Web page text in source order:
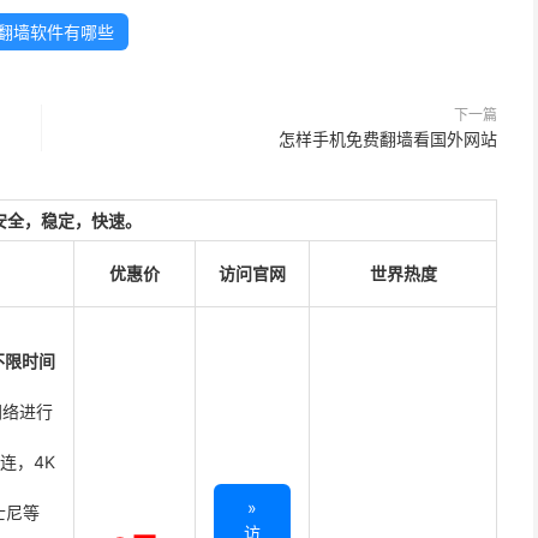
墙软件有哪些
下一篇
怎样手机免费翻墙看国外网站
，稳定，快速。
优惠价 访问官网 世界热度
时间
进行
，4K
尼等
»
访